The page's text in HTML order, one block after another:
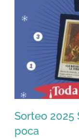
Sorteo 2025
poca